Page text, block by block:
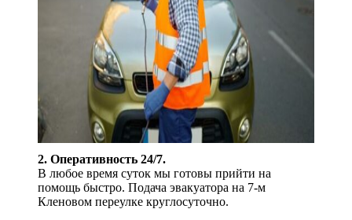
2. Оперативность 24/7.
В любое время суток мы готовы прийти на
помощь быстро. Подача эвакуатора на 7-м
Кленовом переулке круглосуточно.